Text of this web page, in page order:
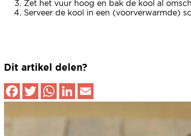
Zet het vuur hoog en bak de kool al
Serveer de kool in een (voorverwarmde)
Dit artikel delen?